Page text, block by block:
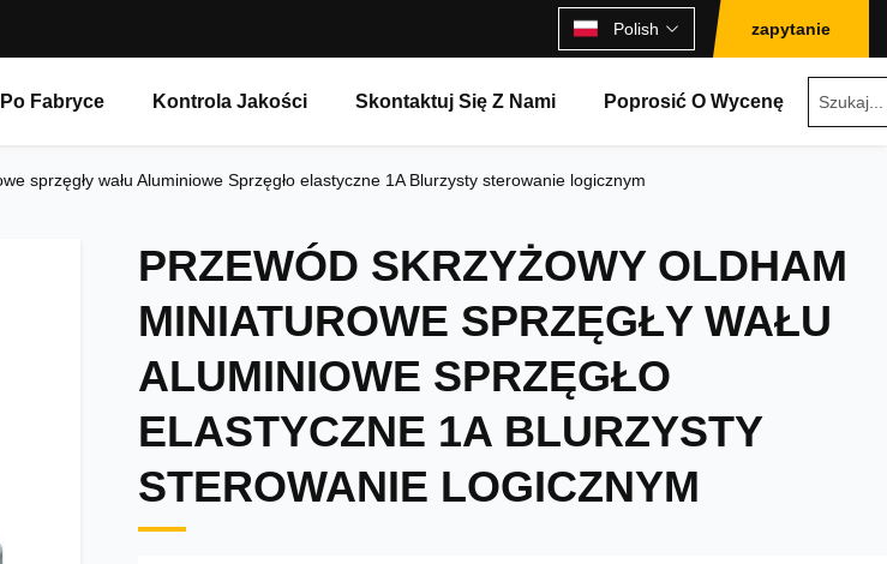
Polish zapytanie
Fabryce Kontrola Jakości Skontaktuj Się Z Nami Poprosić O Wycenę
sprzęgły wału Aluminiowe Sprzęgło elastyczne 1A Blurzysty sterowanie logicznym
PRZEWÓD SKRZYŻOWY OLDHAM
MINIATUROWE SPRZĘGŁY WAŁU
ALUMINIOWE SPRZĘGŁO
ELASTYCZNE 1A BLURZYSTY
STEROWANIE LOGICZNYM